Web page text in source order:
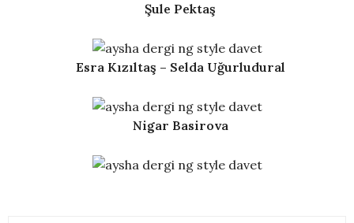
Şule Pektaş
Esra Kızıltaş – Selda Uğurludural
Nigar Basirova